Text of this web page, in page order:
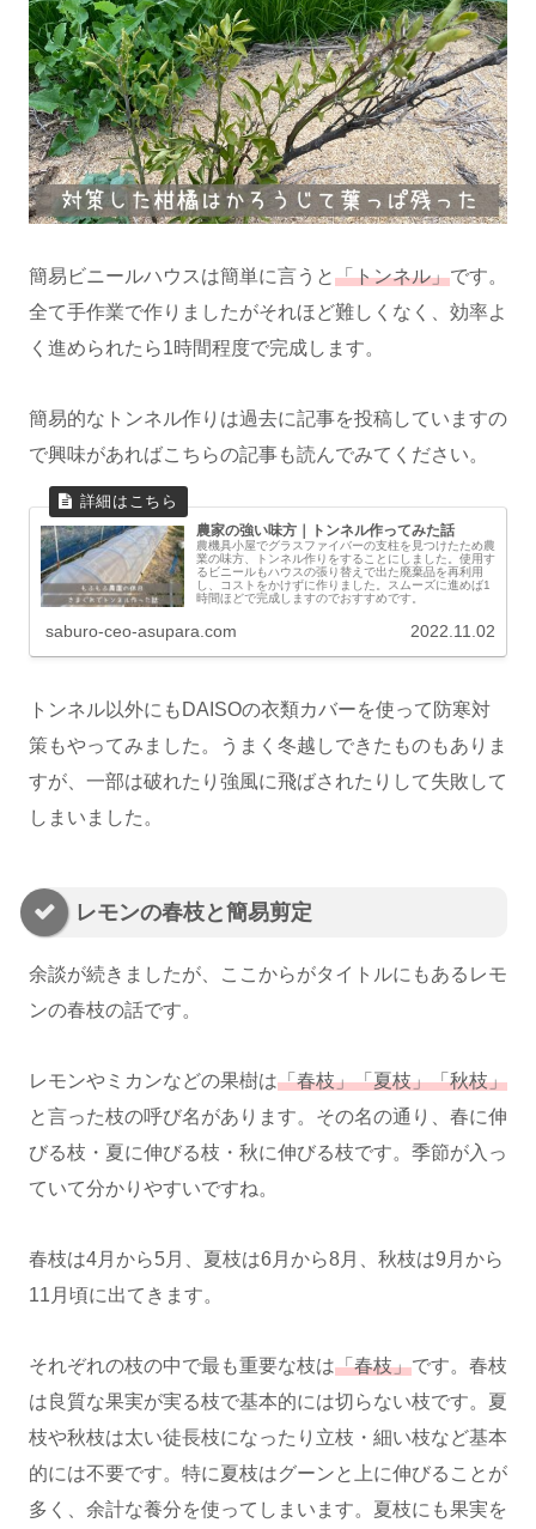
簡易ビニールハウスは簡単に言うと「トンネル」です。
全て手作業で作りましたがそれほど難しくなく、効率よ
く進められたら1時間程度で完成します。
簡易的なトンネル作りは過去に記事を投稿していますの
で興味があればこちらの記事も読んでみてください。
農家の強い味方｜トンネル作ってみた話
農機具小屋でグラスファイバーの支柱を見つけたため農
業の味方、トンネル作りをすることにしました。使用す
るビニールもハウスの張り替えで出た廃棄品を再利用
し、コストをかけずに作りました。スムーズに進めば1
時間ほどで完成しますのでおすすめです。
saburo-ceo-asupara.com 2022.11.02
トンネル以外にもDAISOの衣類カバーを使って防寒対
策もやってみました。うまく冬越しできたものもありま
すが、一部は破れたり強風に飛ばされたりして失敗して
しまいました。
レモンの春枝と簡易剪定
余談が続きましたが、ここからがタイトルにもあるレモ
ンの春枝の話です。
レモンやミカンなどの果樹は「春枝」「夏枝」「秋枝」
と言った枝の呼び名があります。その名の通り、春に伸
びる枝・夏に伸びる枝・秋に伸びる枝です。季節が入っ
ていて分かりやすいですね。
春枝は4月から5月、夏枝は6月から8月、秋枝は9月から
11月頃に出てきます。
それぞれの枝の中で最も重要な枝は「春枝」です。春枝
は良質な果実が実る枝で基本的には切らない枝です。夏
枝や秋枝は太い徒長枝になったり立枝・細い枝など基本
的には不要です。特に夏枝はグーンと上に伸びることが
多く、余計な養分を使ってしまいます。夏枝にも果実を